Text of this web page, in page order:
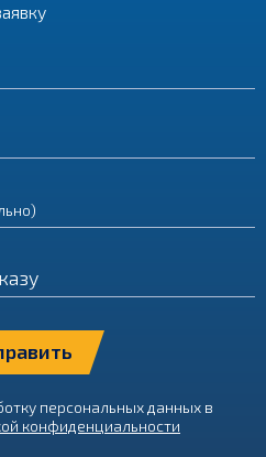
персональных данных в
конфиденциальности